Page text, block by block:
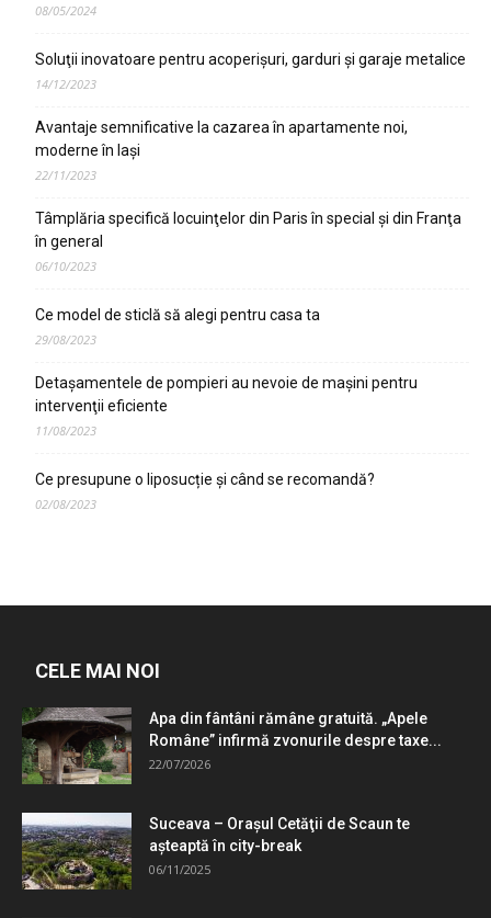
08/05/2024
Soluţii inovatoare pentru acoperişuri, garduri şi garaje metalice
14/12/2023
Avantaje semnificative la cazarea în apartamente noi,
moderne în Iaşi
22/11/2023
Tâmplăria specifică locuinţelor din Paris în special şi din Franţa
în general
06/10/2023
Ce model de sticlă să alegi pentru casa ta
29/08/2023
Detaşamentele de pompieri au nevoie de maşini pentru
intervenţii eficiente
11/08/2023
Ce presupune o liposucție și când se recomandă?
02/08/2023
CELE MAI NOI
Apa din fântâni rămâne gratuită. „Apele
Române” infirmă zvonurile despre taxe...
22/07/2026
Suceava – Oraşul Cetăţii de Scaun te
aşteaptă în city-break
06/11/2025